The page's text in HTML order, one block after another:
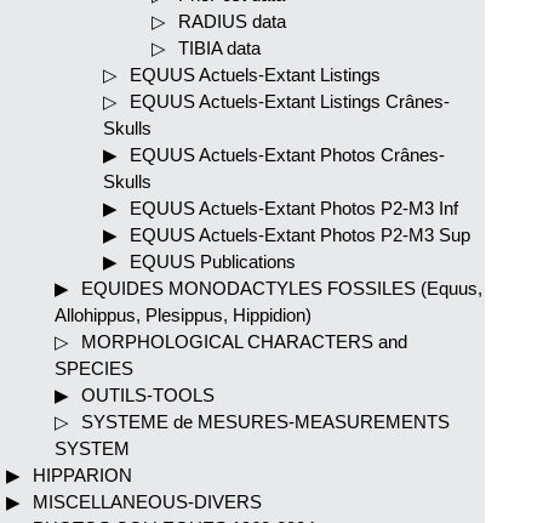
RADIUS data
TIBIA data
EQUUS Actuels-Extant Listings
EQUUS Actuels-Extant Listings Crânes-
Skulls
EQUUS Actuels-Extant Photos Crânes-
Skulls
EQUUS Actuels-Extant Photos P2-M3 Inf
EQUUS Actuels-Extant Photos P2-M3 Sup
EQUUS Publications
EQUIDES MONODACTYLES FOSSILES (Equus,
Allohippus, Plesippus, Hippidion)
MORPHOLOGICAL CHARACTERS and
SPECIES
OUTILS-TOOLS
SYSTEME de MESURES-MEASUREMENTS
SYSTEM
HIPPARION
MISCELLANEOUS-DIVERS